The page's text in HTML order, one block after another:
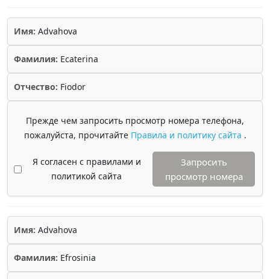
Имя: Advahova
Фамилия: Ecaterina
Отчество: Fiodor
Прежде чем запросить просмотр номера телефона,
пожалуйста, прочитайте Правила и политику сайта .
Я согласен с правилами и
политикой сайта
Запросить
просмотр номера
Имя: Advahova
Фамилия: Efrosinia